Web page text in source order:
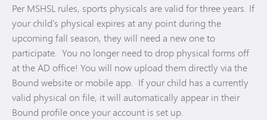
Per MSHSL rules, sports physicals are valid for three years. If
your child’s physical expires at any point during the
upcoming fall season, they will need a new one to
participate. You no longer need to drop physical forms off
at the AD office! You will now upload them directly via the
Bound website or mobile app. If your child has a currently
valid physical on file, it will automatically appear in their
Bound profile once your account is set up.